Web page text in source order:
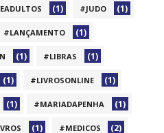
(1) #JUDO (1)
#LANÇAMENTO (1)
(1) #LIBRAS (1)
(1) #LIVROSONLINE (1)
(1) #MARIADAPENHA (1)
(1) #MEDICOS (2)